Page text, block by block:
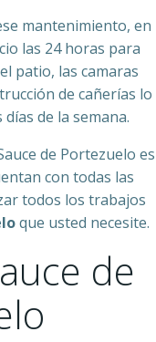
mantenimiento, en
las 24 horas para
patio, las camaras
de cañerías lo
de la semana.
de Portezuelo es
con todas las
todos los trabajos
que usted necesite.
de